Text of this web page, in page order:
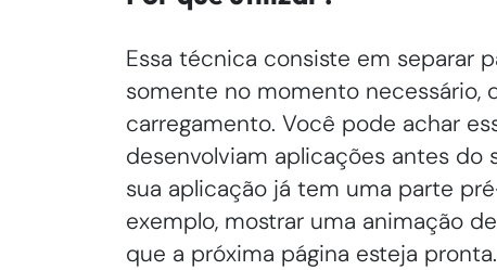
Essa técnica consiste em separar
somente no momento necessário,
carregamento. Você pode achar
desenvolviam aplicações antes do
sua aplicação já tem uma parte
exemplo, mostrar uma animação
que a próxima página esteja pronta.